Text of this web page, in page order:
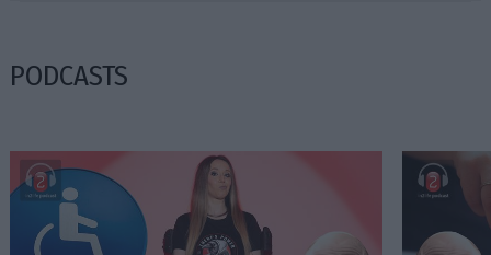
PODCASTS